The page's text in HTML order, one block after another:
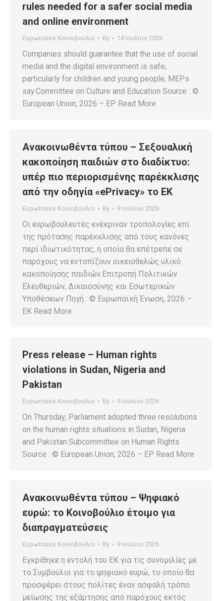
rules needed for a safer social media
and online environment
Ευρωπαϊκό Κοινοβούλιο By 14 Ιουλίου 2026
Companies should guarantee that the use of social
media and the digital environment is safe,
particularly for children and young people, MEPs
say.Committee on Culture and Education Source : ©
European Union, 2026 – EP Read More
Ανακοινωθέντα τύπου – Σεξουαλική
κακοποίηση παιδιών στο διαδίκτυο:
υπέρ πιο περιορισμένης παρέκκλισης
από την οδηγία «ePrivacy» το ΕΚ
Ευρωπαϊκό Κοινοβούλιο By 9 Ιουλίου 2026
Οι ευρωβουλευτές ενέκριναν τροπολογίες επί
της πρότασης παρέκκλισης από τους κανόνες
περί ιδιωτικότητας, η οποία θα επέτρεπε σε
παρόχους να εντοπίζουν οικειοθελώς υλικό
κακοποίησης παιδιών.Επιτροπή Πολιτικών
Ελευθεριών, Δικαιοσύνης και Εσωτερικών
Υποθέσεων Πηγή : © Ευρωπαϊκή Ένωση, 2026 –
EK Read More
Press release – Human rights
violations in Sudan, Nigeria and
Pakistan
Ευρωπαϊκό Κοινοβούλιο By 9 Ιουλίου 2026
On Thursday, Parliament adopted three resolutions
on the human rights situations in Sudan, Nigeria
and Pakistan.Subcommittee on Human Rights
Source : © European Union, 2026 – EP Read More
Ανακοινωθέντα τύπου – Ψηφιακό
ευρώ: το Κοινοβούλιο έτοιμο για
διαπραγματεύσεις
Ευρωπαϊκό Κοινοβούλιο By 9 Ιουλίου 2026
Εγκρίθηκε η εντολή του ΕΚ για τις συνομιλίες με
το Συμβούλιο για το ψηφιακό ευρώ, το οποίο θα
προσφέρει στους πολίτες έναν ασφαλή τρόπο
μείωσης της εξάρτησης από παρόχους εκτός